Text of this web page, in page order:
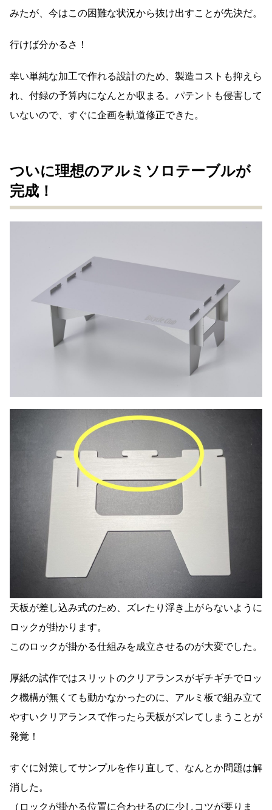
みたが、今はこの困難な状況から抜け出すことが先決だ。
行けば分かるさ！
幸い単純な加工で作れる設計のため、製造コストも抑えら
れ、付録の予算内になんとか収まる。パテントも侵害して
いないので、すぐに企画を軌道修正できた。
ついに理想のアルミソロテーブルが
完成！
天板が差し込み式のため、ズレたり浮き上がらないように
ロックが掛かります。
このロックが掛かる仕組みを成立させるのが大変でした。
厚紙の試作ではスリットのクリアランスがギチギチでロッ
ク機構が無くても動かなかったのに、アルミ板で組み立て
やすいクリアランスで作ったら天板がズレてしまうことが
発覚！
すぐに対策してサンプルを作り直して、なんとか問題は解
消した。
（ロックが掛かる位置に合わせるのに少しコツが要りま